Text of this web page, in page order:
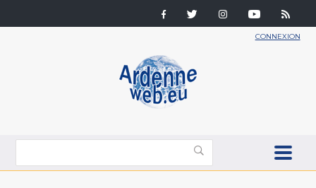
CONNEXION